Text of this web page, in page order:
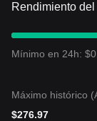
Rendimiento
Mínimo en 24h:
Máximo histórico
$276.97